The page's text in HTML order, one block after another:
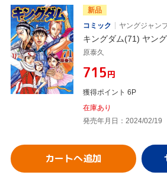
新品
コミック
ヤングジャン
キングダム(71) ヤン
原泰久
¥715円
獲得ポイント 6P
在庫あり
発売年月日：2024/02/19
カートへ追加